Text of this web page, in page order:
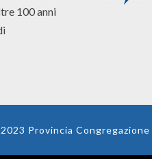
100 anni
Provincia